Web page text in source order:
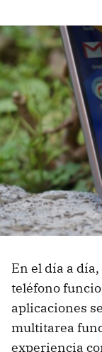
En el día a
teléfono
aplicaciones
multitarea
experiencia